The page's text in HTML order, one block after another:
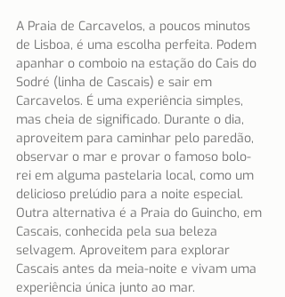
A Praia de Carcavelos, a poucos minutos
de Lisboa, é uma escolha perfeita. Podem
apanhar o comboio na estação do Cais do
Sodré (linha de Cascais) e sair em
Carcavelos. É uma experiência simples,
mas cheia de significado. Durante o dia,
aproveitem para caminhar pelo paredão,
observar o mar e provar o famoso bolo-
rei em alguma pastelaria local, como um
delicioso prelúdio para a noite especial.
Outra alternativa é a Praia do Guincho, em
Cascais, conhecida pela sua beleza
selvagem. Aproveitem para explorar
Cascais antes da meia-noite e vivam uma
experiência única junto ao mar.